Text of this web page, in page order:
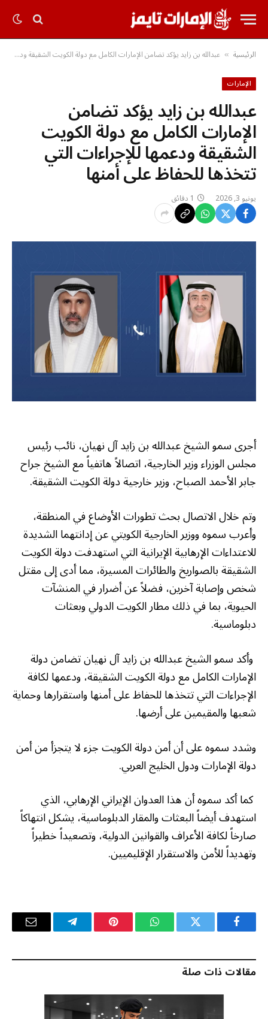
الرئيسية » عبدالله بن زايد يؤكد تضامن الإمارات الكامل مع دولة الكويت الشقيقة ودعمها للإجراءات التي تتخذها للحفاظ على أمنها
الإمارات
عبدالله بن زايد يؤكد تضامن
الإمارات الكامل مع دولة الكويت
الشقيقة ودعمها للإجراءات التي
تتخذها للحفاظ على أمنها
يونيو 3, 2026 1 دقائق
أجرى سمو الشيخ عبدالله بن زايد آل نهيان، نائب رئيس
مجلس الوزراء وزير الخارجية، اتصالاً هاتفياً مع الشيخ جراح
جابر الأحمد الصباح، وزير خارجية دولة الكويت الشقيقة.
وتم خلال الاتصال بحث تطورات الأوضاع في المنطقة،
وأعرب سموه ووزير الخارجية الكويتي عن إدانتهما الشديدة
للاعتداءات الإرهابية الإيرانية التي استهدفت دولة الكويت
الشقيقة بالصواريخ والطائرات المسيرة، مما أدى إلى مقتل
شخص وإصابة آخرين، فضلاً عن أضرار في المنشآت
الحيوية، بما في ذلك مطار الكويت الدولي وبعثات
دبلوماسية.
وأكد سمو الشيخ عبدالله بن زايد آل نهيان تضامن دولة
الإمارات الكامل مع دولة الكويت الشقيقة، ودعمها لكافة
الإجراءات التي تتخذها للحفاظ على أمنها واستقرارها وحماية
شعبها والمقيمين على أرضها.
وشدد سموه على أن أمن دولة الكويت جزء لا يتجزأ من أمن
دولة الإمارات ودول الخليج العربي.
كما أكد سموه أن هذا العدوان الإيراني الإرهابي، الذي
استهدف أيضاً البعثات والمقار الدبلوماسية، يشكل انتهاكاً
صارخاً لكافة الأعراف والقوانين الدولية، وتصعيداً خطيراً
وتهديداً للأمن والاستقرار الإقليميين.
فيسبوك تويتر واتساب بينتيريستتيلقرام
البريد
مقالات ذات صلة